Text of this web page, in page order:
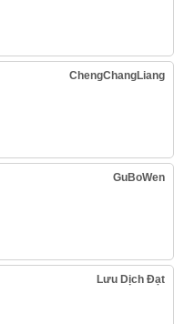
ChengChangLiang
GuBoWen
Lưu Dịch Đạt